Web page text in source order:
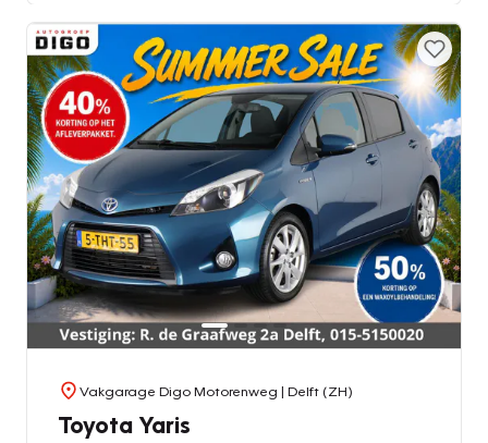
Vakgarage Digo Motorenweg | Delft (ZH)
Toyota Yaris